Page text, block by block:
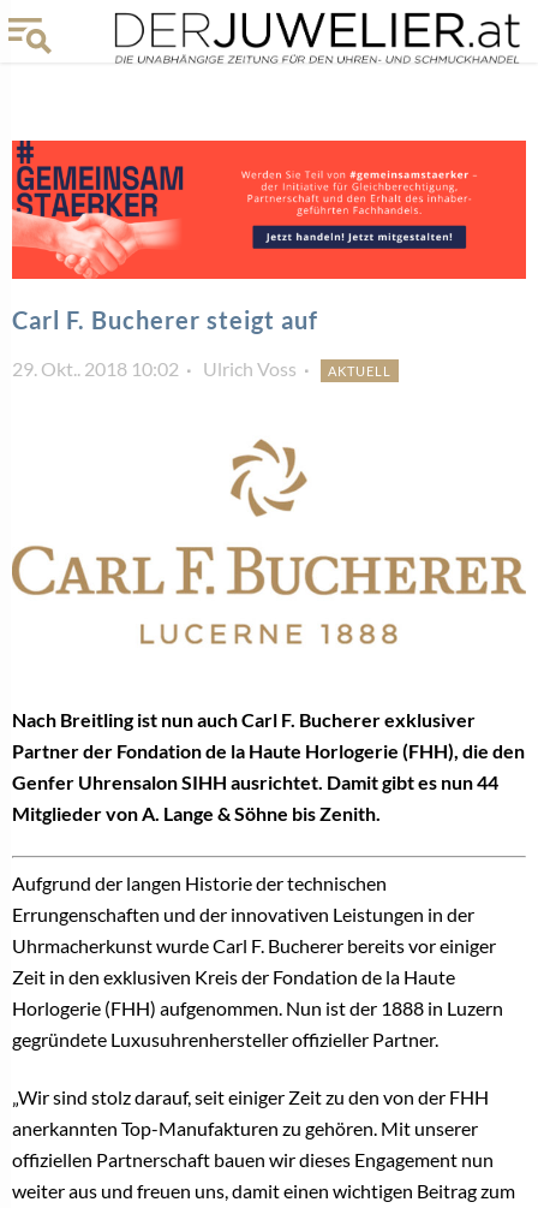
Carl F. Bucherer steigt auf
29. Okt.. 2018 10:02 Ulrich Voss AKTUELL
Nach Breitling ist nun auch Carl F. Bucherer exklusiver
Partner der Fondation de la Haute Horlogerie (FHH), die den
Genfer Uhrensalon SIHH ausrichtet. Damit gibt es nun 44
Mitglieder von A. Lange & Söhne bis Zenith.
Aufgrund der langen Historie der technischen
Errungenschaften und der innovativen Leistungen in der
Uhrmacherkunst wurde Carl F. Bucherer bereits vor einiger
Zeit in den exklusiven Kreis der Fondation de la Haute
Horlogerie (FHH) aufgenommen. Nun ist der 1888 in Luzern
gegründete Luxusuhrenhersteller offizieller Partner.
„Wir sind stolz darauf, seit einiger Zeit zu den von der FHH
anerkannten Top-Manufakturen zu gehören. Mit unserer
offiziellen Partnerschaft bauen wir dieses Engagement nun
weiter aus und freuen uns, damit einen wichtigen Beitrag zum